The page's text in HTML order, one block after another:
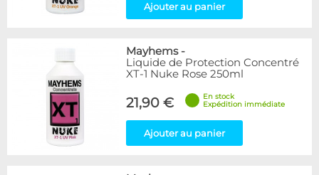
Ajouter au panier
Mayhems-
Liquide de Protection Concentré
XT-1 Nuke Rose 250ml
21,90 €
En stock
Expédition immédiate
Ajouter au panier